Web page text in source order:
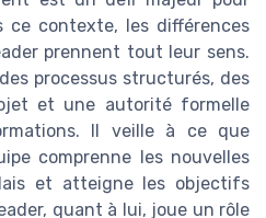
ce contexte, les différences
prennent tout leur sens.
processus structurés, des
et une autorité formelle
Il veille à ce que
comprenne les nouvelles
et atteigne les objectifs
quant à lui, joue un rôle